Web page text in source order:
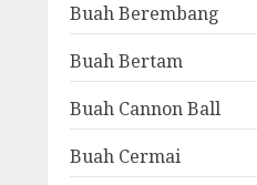
Buah Berembang
Buah Bertam
Buah Cannon Ball
Buah Cermai